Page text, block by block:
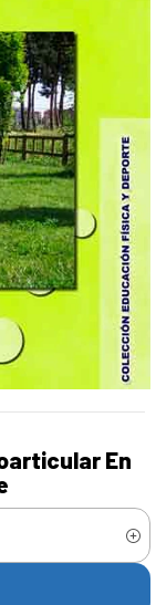
En